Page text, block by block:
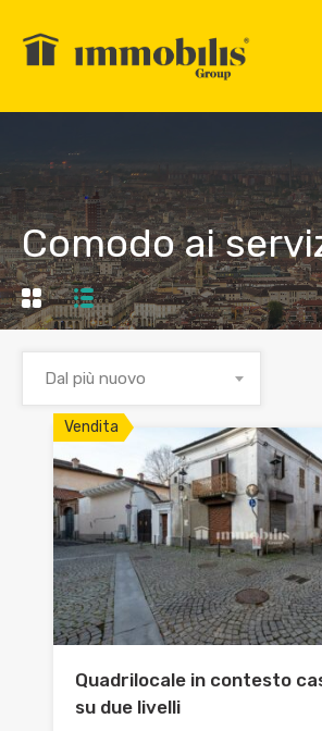
Comodo ai
Dal più nuovo
Vendita
Quadrilocale in contesto
su due livelli